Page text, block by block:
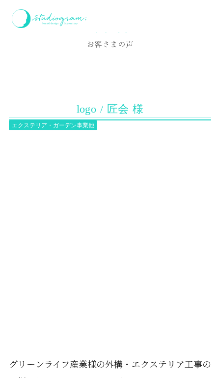
ホーム お客様の声
Voice
お客さまの声
logo / 匠会 様
エクステリア・ガーデン事業他
グリーンライフ産業様の外構・エクステリア工事の